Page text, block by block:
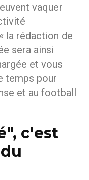
vaquer
la rédaction de
sera ainsi
et vous
temps pour
et au football
c'est